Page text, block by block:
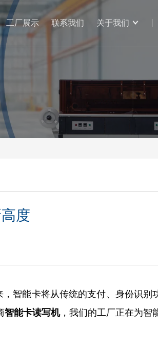
工厂展示 联系我们 关于我们
度
智能卡将从传统的支付、身份识别
智能卡读写机，我们的工厂正在为智